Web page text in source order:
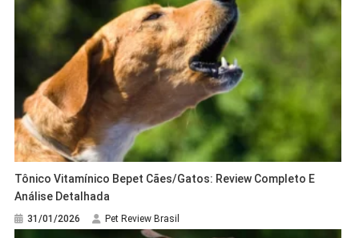
Tônico Vitamínico Bepet Cães/Gatos: Review Completo E
Análise Detalhada
31/01/2026 Pet Review Brasil